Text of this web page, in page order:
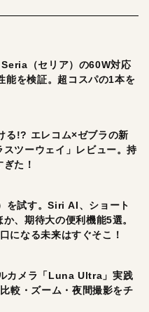
（セリア）の60W対応
能を検証。超コスパの1本を
る!? エレコム×ゼブラの新
スツーウェイ」レビュー。持
た！
を試す。Siri AI、ショート
、期待大の便利機能5選。
になる未来はすぐそこ！
カメラ「Luna Ultra」実践
較・ズーム・夜間撮影をチ